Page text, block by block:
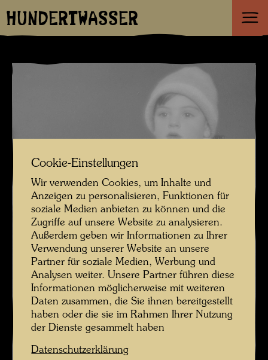
HUNDERTWASSER
Cookie-Einstellungen
Wir verwenden Cookies, um Inhalte und
Anzeigen zu personalisieren, Funktionen für
soziale Medien anbieten zu können und die
Zugriffe auf unsere Website zu analysieren.
Außerdem geben wir Informationen zu Ihrer
Verwendung unserer Website an unsere
Partner für soziale Medien, Werbung und
Analysen weiter. Unsere Partner führen diese
Informationen möglicherweise mit weiteren
Daten zusammen, die Sie ihnen bereitgestellt
haben oder die sie im Rahmen Ihrer Nutzung
der Dienste gesammelt haben
Datenschutzerklärung